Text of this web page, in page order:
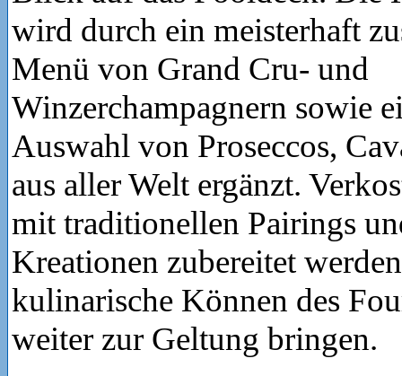
wird durch ein meisterhaft
Menü von Grand Cru- und
Winzerchampagnern sowie
Auswahl von Proseccos,
aus aller Welt ergänzt.
mit traditionellen Pairings
Kreationen zubereitet
kulinarische Können des
weiter zur Geltung bringen.